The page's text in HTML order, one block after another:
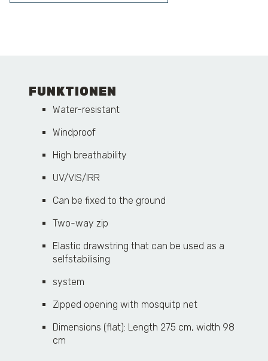
FUNKTIONEN
Water-resistant
Windproof
High breathability
UV/VIS/IRR
Can be fixed to the ground
Two-way zip
Elastic drawstring that can be used as a
selfstabilising
system
Zipped opening with mosquitp net
Dimensions (flat): Length 275 cm, width 98
cm